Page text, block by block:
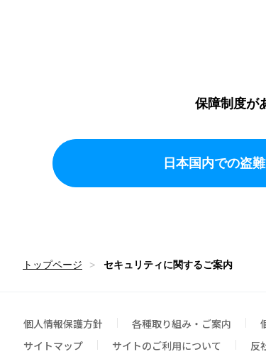
保障制度が
日本国内での盗
トップページ セキュリティに関するご案内
個人情報保護方針 各種取り組み・ご案内
サイトマップ
サイトのご利用について 反